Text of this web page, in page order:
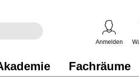
Fachräume
Anmelden